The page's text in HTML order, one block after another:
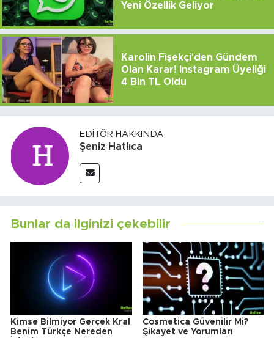
Yeni Özellik Geliyor
Karolin Fişekçi'den Gündem
Olan Karar! Instagram Üyeliği
4 Bin TL Oldu
EDITÖR HAKKINDA
Şeniz Hatlıca
Bunlar da ilginizi çekebilir
Kimse Bilmiyor Gerçek Kral
Benim Türkçe Nereden
Cosmetica Güvenilir Mi?
Şikayet ve Yorumları